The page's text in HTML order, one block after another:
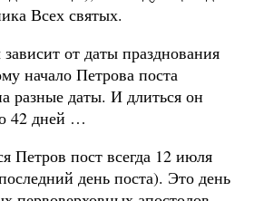
Всех святых.
от даты празднования
начало Петрова поста
разные даты. И длиться он
42 дней …
Петров пост всегда 12 июля
день поста). Это день